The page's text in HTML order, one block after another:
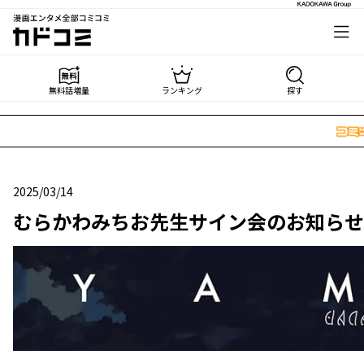
漫画エンタメ全部コミコミ
カドコミ
無料話増量 ランキング 探す
2025/03/14
2025年03月14日
むらかわみちお先生サイン会のお知らせ